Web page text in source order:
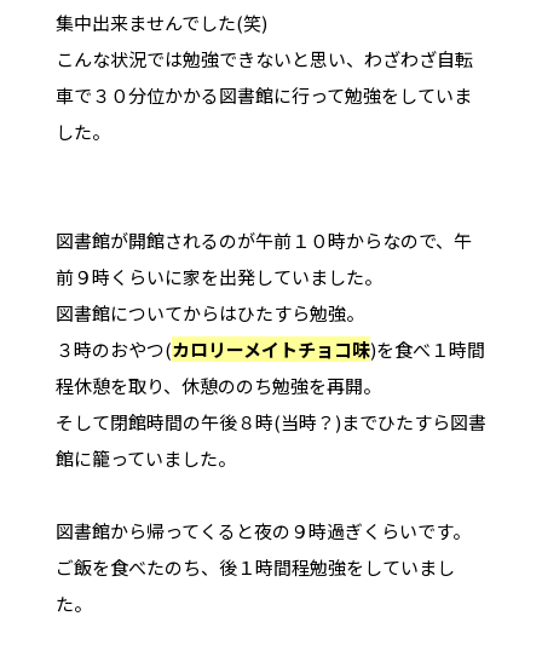
集中出来ませんでした(笑)
こんな状況では勉強できないと思い、わざわざ自転
車で３０分位かかる図書館に行って勉強をしていま
した。
図書館が開館されるのが午前１０時からなので、午
前９時くらいに家を出発していました。
図書館についてからはひたすら勉強。
３時のおやつ(カロリーメイトチョコ味)を食べ１時間
程休憩を取り、休憩ののち勉強を再開。
そして閉館時間の午後８時(当時？)までひたすら図書
館に籠っていました。
図書館から帰ってくると夜の９時過ぎくらいです。
ご飯を食べたのち、後１時間程勉強をしていまし
た。